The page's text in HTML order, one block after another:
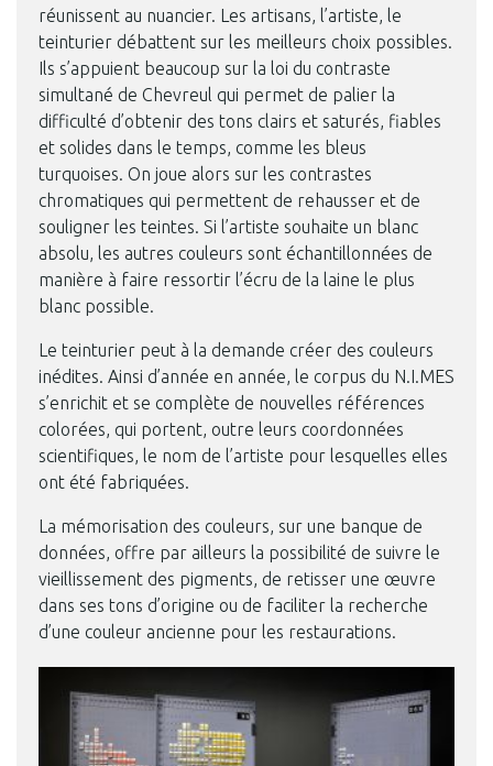
réunissent au nuancier. Les artisans, l’artiste, le
teinturier débattent sur les meilleurs choix possibles.
Ils s’appuient beaucoup sur la loi du contraste
simultané de Chevreul qui permet de palier la
difficulté d’obtenir des tons clairs et saturés, fiables
et solides dans le temps, comme les bleus
turquoises. On joue alors sur les contrastes
chromatiques qui permettent de rehausser et de
souligner les teintes. Si l’artiste souhaite un blanc
absolu, les autres couleurs sont échantillonnées de
manière à faire ressortir l’écru de la laine le plus
blanc possible.
Le teinturier peut à la demande créer des couleurs
inédites. Ainsi d’année en année, le corpus du N.I.MES
s’enrichit et se complète de nouvelles références
colorées, qui portent, outre leurs coordonnées
scientifiques, le nom de l’artiste pour lesquelles elles
ont été fabriquées.
La mémorisation des couleurs, sur une banque de
données, offre par ailleurs la possibilité de suivre le
vieillissement des pigments, de retisser une œuvre
dans ses tons d’origine ou de faciliter la recherche
d’une couleur ancienne pour les restaurations.